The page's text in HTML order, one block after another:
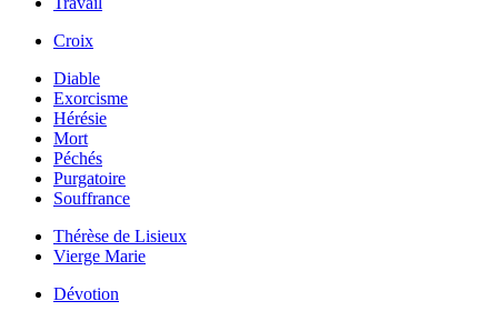
Croix
Diable
Exorcisme
Hérésie
Mort
Péchés
Purgatoire
Souffrance
Thérèse de Lisieux
Vierge Marie
Dévotion